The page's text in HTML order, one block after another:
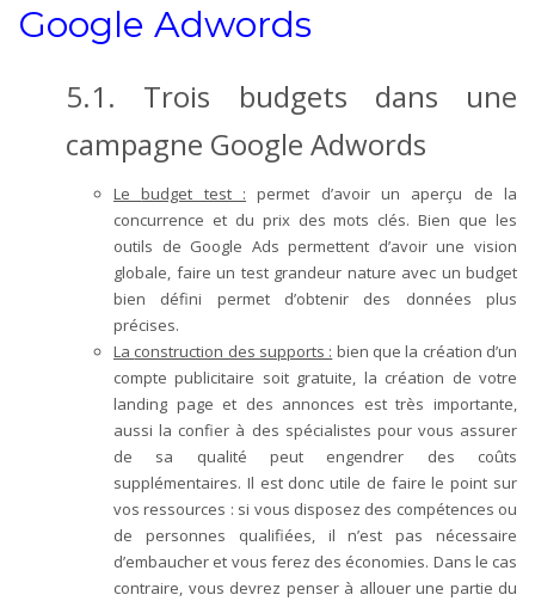
Google Adwords
5.1. Trois budgets dans une
campagne Google Adwords
Lebudget test : permet d’avoir un aperçu de la
concurrence et du prix des mots clés. Bien que les
outils de Google Ads permettent d’avoir une vision
globale, faire un test grandeur nature avec un budget
bien défini permet d’obtenir des données plus
précises.
La construction des supports : bien que la création d’un
compte publicitaire soit gratuite, la création de votre
landing page et des annonces est très importante,
aussi la confier à des spécialistes pour vous assurer
de sa qualité peut engendrer des coûts
supplémentaires. Il est donc utile de faire le point sur
vos ressources : si vous disposez des compétences ou
de personnes qualifiées, il n’est pas nécessaire
d’embaucher et vous ferez des économies. Dans le cas
contraire, vous devrez penser à allouer une partie du